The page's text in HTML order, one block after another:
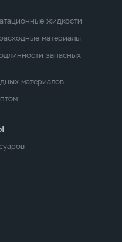
жидкости
материалы
запасных
материалов